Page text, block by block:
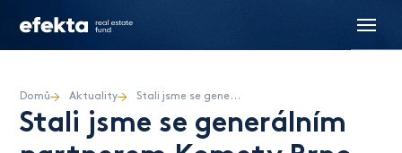
Domů Aktuality Stali jsme se generálním partnerem Komety Brno
Stali jsme se generálním